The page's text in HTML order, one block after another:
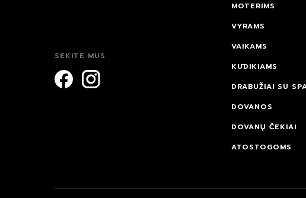
SEKITE MUS
MOTERIMS
VYRAMS
VAIKAMS
KŪDIKIAMS
DRABUŽIAI SU
DOVANOS
DOVANŲ ČEKIAI
ATOSTOGOMS